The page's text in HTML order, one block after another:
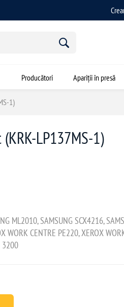
Producători Apariții în presă
1)
LP137MS-1)
ML2010, SAMSUNG SCX4216,
WORK CENTRE PE220, XEROX
3200